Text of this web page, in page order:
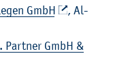
GmbH
, Al­
Part­ner GmbH &